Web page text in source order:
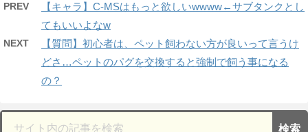
PREV
【キャラ】C-MSはもっと欲しいwwww←サブタンクとし
てもいいよなw
NEXT
【質問】初心者は、ペット飼わない方が良いって言うけ
どさ…ペットのパグを交換すると強制で飼う事になる
の？